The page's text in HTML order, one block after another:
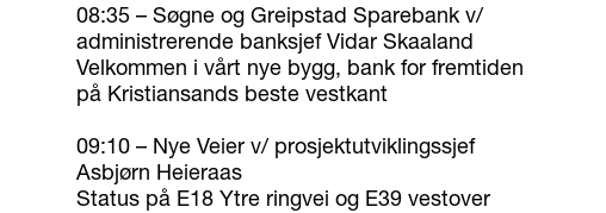
08:35 – Søgne og Greipstad Sparebank v/
administrerende banksjef Vidar Skaaland
Velkommen i vårt nye bygg, bank for fremtiden
på Kristiansands beste vestkant
09:10 – Nye Veier v/ prosjektutviklingssjef
Asbjørn Heieraas
Status på E18 Ytre ringvei og E39 vestover